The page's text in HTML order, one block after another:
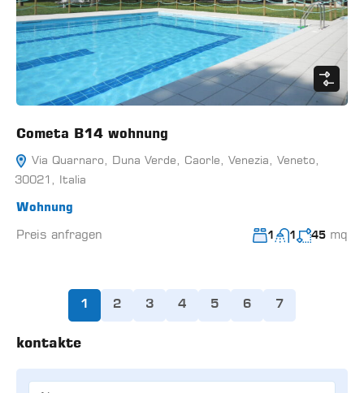
Cometa B14 wohnung
Via Quarnaro, Duna Verde, Caorle, Venezia, Veneto,
30021, Italia
Wohnung
Preis anfragen
1 1 45 mq
1 2 3 4 5 6 7
kontakte